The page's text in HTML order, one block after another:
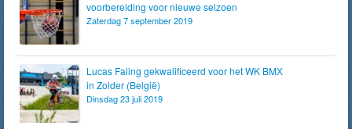
voorbereiding voor nieuwe seizoen
Zaterdag 7 september 2019
Lucas Faling gekwalificeerd voor het WK BMX
in Zolder (België)
Dinsdag 23 juli 2019